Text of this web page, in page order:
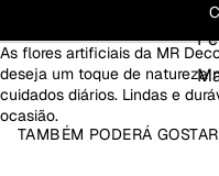
As flores artificiais da MR
deseja um toque de natureza
cuidados diários. Lindas e
ocasião.
TAMBÉM PODERÁ